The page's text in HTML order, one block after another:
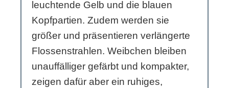
leuchtende Gelb und die blauen
Kopfpartien. Zudem werden sie
größer und präsentieren verlängerte
Flossenstrahlen. Weibchen bleiben
unauffälliger gefärbt und kompakter,
zeigen dafür aber ein ruhiges,